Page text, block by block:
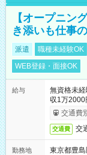
【オープニン
き添いも仕事
派遣 職種未経験OK
WEB登録・面接OK
給与
無資格未
収1万2000
交通費
交通費 交
勤務地
東京都豊島